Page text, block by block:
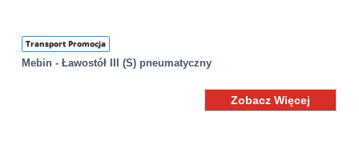
Transport Promocja
Mebin - Ławostół III (S) pneumatyczny
Zobacz Więcej